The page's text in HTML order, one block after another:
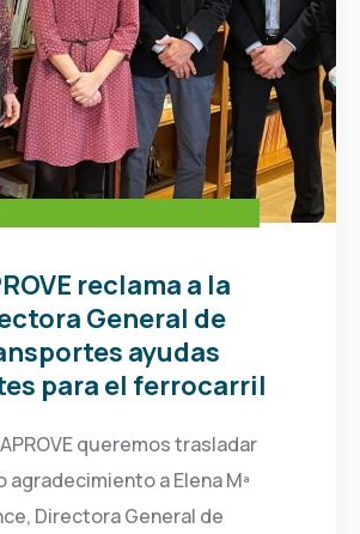
reclama a la
General de
ayudas
para el ferrocarril
queremos trasladar
agradecimiento a Elena Mª
Directora General de